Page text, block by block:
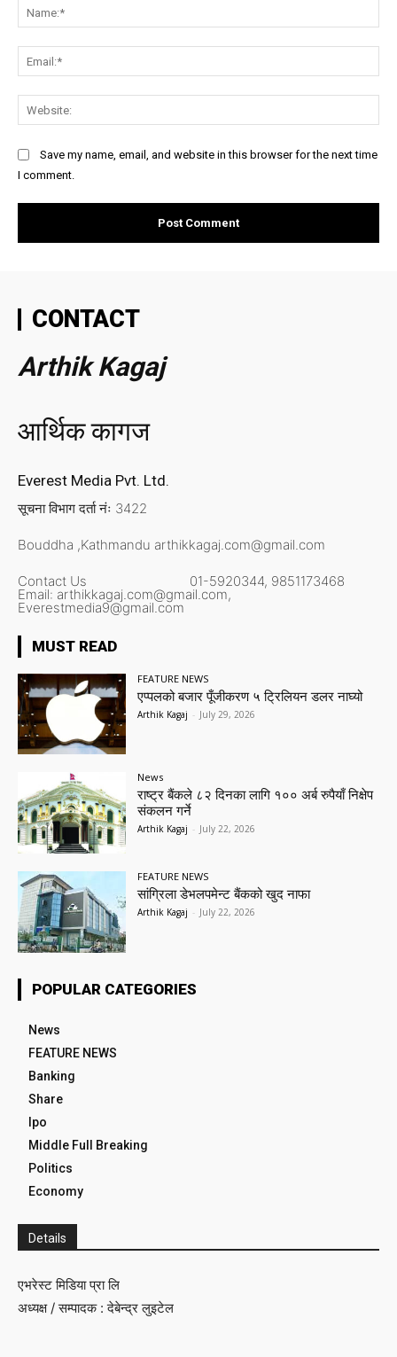
Save my name, email, and website in this browser for the next time
I comment.
CONTACT
Arthik Kagaj
आर्थिक कागज
Everest Media Pvt. Ltd.
सूचना विभाग दर्ता नंः 3422
Bouddha ,Kathmandu arthikkagaj.com@gmail.com
Contact Us 01-5920344, 9851173468
Email: arthikkagaj.com@gmail.com,
Everestmedia9@gmail.com
MUST READ
FEATURE NEWS
एप्पलको बजार पूँजीकरण ५ ट्रिलियन डलर नाघ्यो
Arthik Kagaj - July 29, 2026
News
राष्ट्र बैंकले ८२ दिनका लागि १०० अर्ब रुपैयाँ निक्षेप
संकलन गर्ने
Arthik Kagaj - July 22, 2026
FEATURE NEWS
सांग्रिला डेभलपमेन्ट बैंकको खुद नाफा
Arthik Kagaj - July 22, 2026
POPULAR CATEGORIES
News
FEATURE NEWS
Banking
Share
Ipo
Middle Full Breaking
Politics
Economy
Details
एभरेस्ट मिडिया प्रा लि
अध्यक्ष / सम्पादक : देबेन्द्र लुइटेल